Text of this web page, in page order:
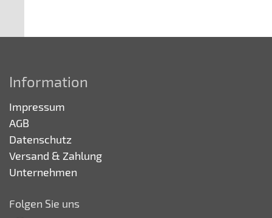
Information
Impressum
AGB
Datenschutz
Versand & Zahlung
Unternehmen
Folgen Sie uns